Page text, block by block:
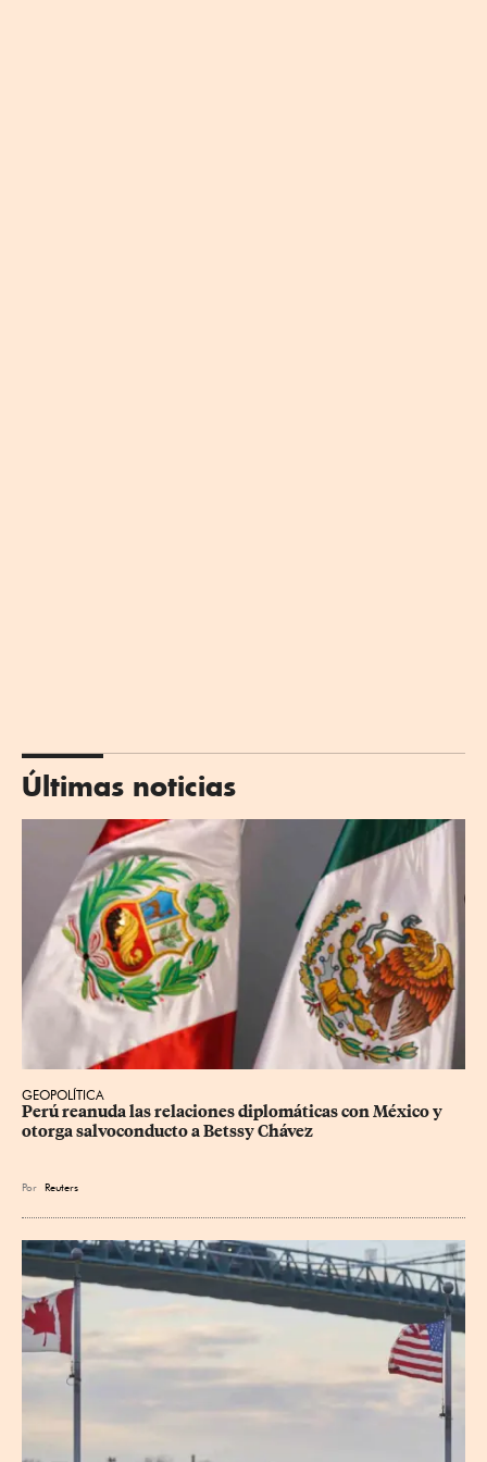
Últimas noticias
GEOPOLÍTICA
Perú reanuda las relaciones diplomáticas con México y
otorga salvoconducto a Betssy Chávez
Por Reuters